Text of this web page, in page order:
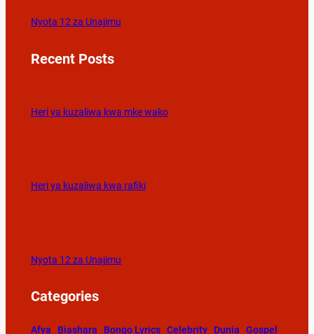
Nyota 12 za Unajimu
Recent Posts
Heri ya kuzaliwa kwa mke wako
Heri ya kuzaliwa kwa rafiki
Nyota 12 za Unajimu
Categories
Afya Biashara Bongo Lyrics Celebrity Dunia Gospel